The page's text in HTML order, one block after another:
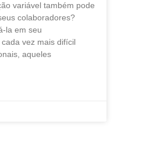
variável também pode
colaboradores?
la em seu
vez mais difícil
aqueles